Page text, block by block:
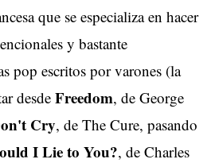
que se especializa en hacer
y bastante
pop escritos por varones (la
desde Freedom, de George
Cry, de The Cure, pasando
I Lie to You?, de Charles